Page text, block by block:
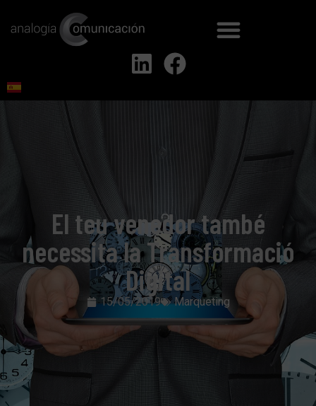
El teu venedor també
necessita la Transformació
Digital
15/05/2019 Marqueting